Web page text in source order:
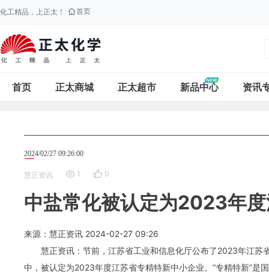
化工精品，上正太！ 首页
首页 正太商城 正太超市 新品中心 资讯
2024/02/27 09:26:00
慧正资讯 1 0
中盐常化被认定为2023年
来源：慧正资讯 2024-02-27 09:26
慧正资讯：节前，江苏省工业和信息化厅公布了2023年江
中，被认定为2023年度江苏省专精特新中小企业。“专精特新”是